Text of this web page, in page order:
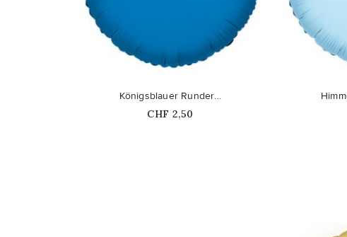
Königsblauer Runder...
Price
CHF 2,50